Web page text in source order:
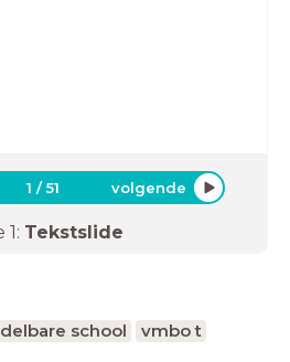
1 /51 volgende
1: Tekstslide
school
vmbo t